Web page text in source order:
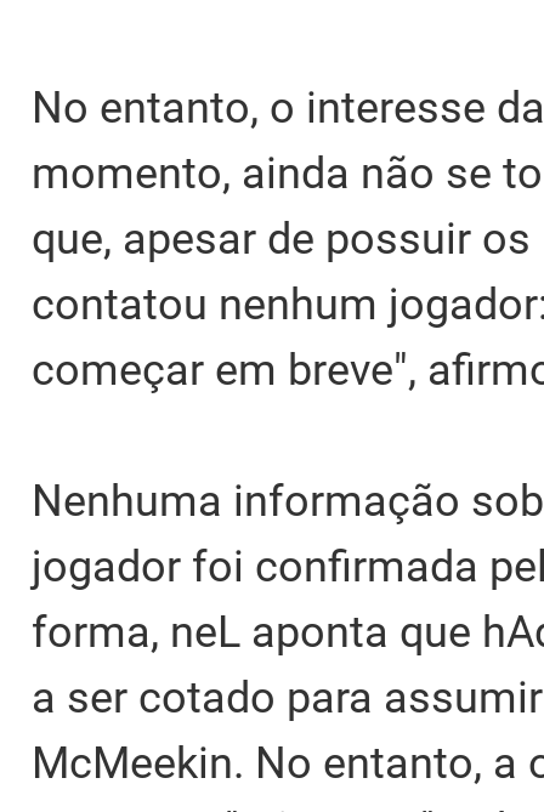
No entanto, o interesse
momento, ainda não se
que, apesar de possuir
contatou nenhum
começar em breve",
Nenhuma informação
jogador foi confirmada
forma, neL aponta que
a ser cotado para
McMeekin. No entanto,